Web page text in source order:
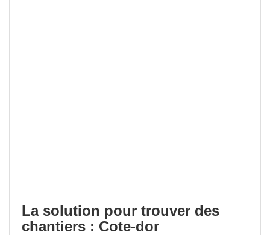
La solution pour trouver des
chantiers : Cote-dor